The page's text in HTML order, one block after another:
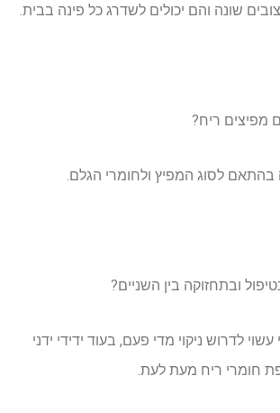
שונה והם יכולים לשדרג כל פינה בבית.
מפיצים ריח?
לסוג המפיץ ולחומרי הגלם.
ובתחזוקה בין השניים?
לדרוש ניקוי מדי פעם, בעוד ידידי ידני
חומרי ריח מעת לעת.